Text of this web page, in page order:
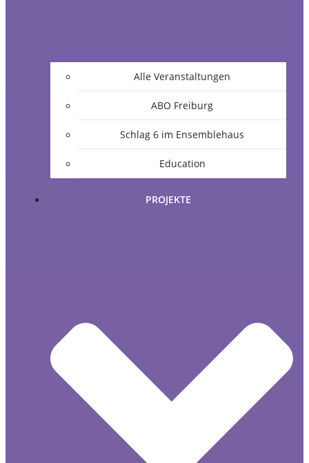
Alle Veranstaltungen
ABO Freiburg
Schlag 6 im Ensemblehaus
Education
PROJEKTE